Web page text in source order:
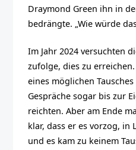
Draymond Green ihn in
bedrängte. „Wie würde
Im Jahr 2024 versuchten
zufolge, dies zu
eines möglichen
Gespräche sogar bis zur
reichten. Aber am Ende
klar, dass er es vorzog, in
und es kam zu keinem